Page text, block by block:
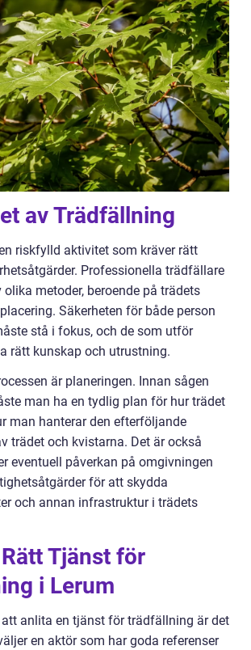
av Trädfällning
riskfylld aktivitet som kräver rätt
Professionella trädfällare
metoder, beroende på trädets
Säkerheten för både person
stå i fokus, och de som utför
rätt kunskap och utrustning.
är planeringen. Innan sågen
man ha en tydlig plan för hur trädet
man hanterar den efterföljande
trädet och kvistarna. Det är också
eventuell påverkan på omgivningen
för att skydda
och annan infrastruktur i trädets
Tjänst för
i Lerum
att anlita en tjänst för trädfällning är det
en aktör som har goda referenser